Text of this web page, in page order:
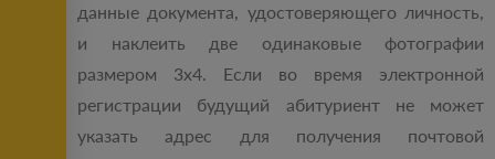
данные документа, удостоверяющего личность,
и наклеить две одинаковые фотографии
размером 3х4. Если во время электронной
регистрации будущий абитуриент не может
указать адрес для получения почтовой